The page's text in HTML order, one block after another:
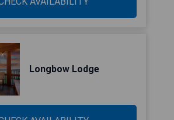
Longbow Lodge